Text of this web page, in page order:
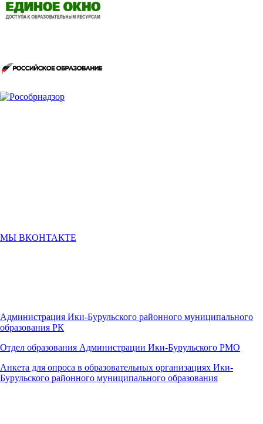
МЫ ВКОНТАКТЕ
Администрация Ики-Бурульского районного муниципального
образования РК
Отдел образования Администрации Ики-Бурульского РМО
Анкета для опроса в образовательных организациях Ики-
Бурульского районного муниципального образования